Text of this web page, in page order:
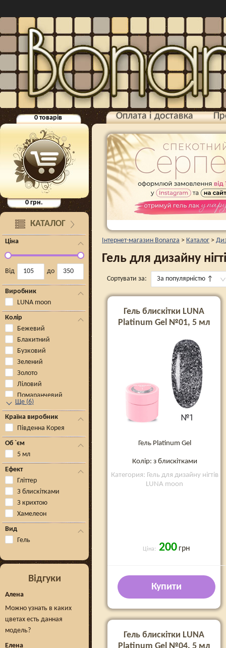
0 товарів
0грн.
КАТАЛОГ
Ціна
Від до
Виробник
LUNA moon
Колір
Бежевий
Блакитний
Бузковий
Зелений
Золото
Ліловий
Помаранчевий
Ще (6)
Країна виробник
Південна Корея
Об `єм
5 мл
Ефект
Гліттер
З блискітками
З крихтою
Хамелеон
Вид
Гель
Відгуки
Алена
Можно узнать в каких
цветах есть данная
модель?
Елена
Оплата і доставка
Інтернет-магазин Bonanza > Каталог >
Гель для дизайну
Сортувати за: За популярністю ↑
Гель блискітки LUNA
Platinum Gel №01, 5 мл
Гель Platinum Gel
Колір: з блискітками
Категория: Гель для дизайну нігтів
LUNA moon
Ціна: 200 грн
Купити
Гель блискітки LUNA